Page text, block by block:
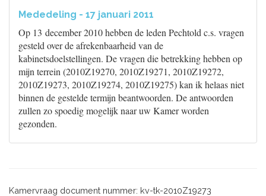
Mededeling - 17 januari 2011
Op 13 december 2010 hebben de leden Pechtold c.s. vragen
gesteld over de afrekenbaarheid van de
kabinetsdoelstellingen. De vragen die betrekking hebben op
mijn terrein (2010Z19270, 2010Z19271, 2010Z19272,
2010Z19273, 2010Z19274, 2010Z19275) kan ik helaas niet
binnen de gestelde termijn beantwoorden. De antwoorden
zullen zo spoedig mogelijk naar uw Kamer worden
gezonden.
Kamervraag document nummer: kv-tk-2010Z19273